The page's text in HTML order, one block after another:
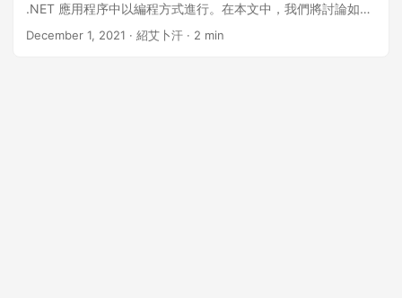
.NET 應用程序中以編程方式進行。在本文中，我們將討論如何
使用 C# 比較兩個 Word 文檔並突出顯示已識別的差異。此
December 1, 2021 · 紹艾卜汗 · 2 min